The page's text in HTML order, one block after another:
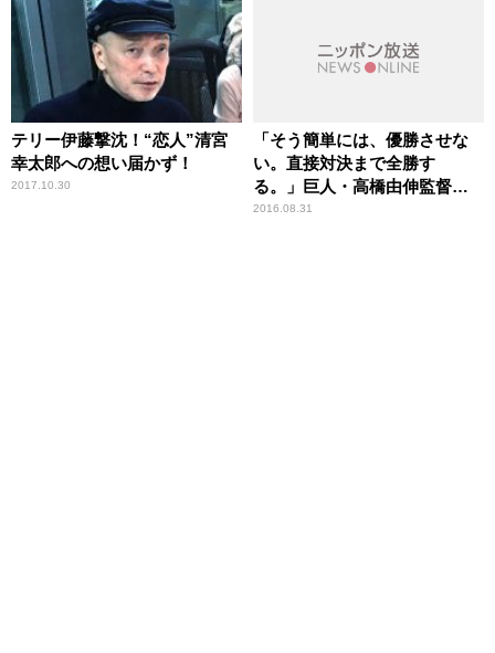
テリー伊藤撃沈！“恋人”清宮
幸太郎への想い届かず！
2017.10.30
「そう簡単には、優勝させな
い。直接対決まで全勝す
る。」巨人・高橋由伸監督
（41歳） スポーツ人間模様
2016.08.31